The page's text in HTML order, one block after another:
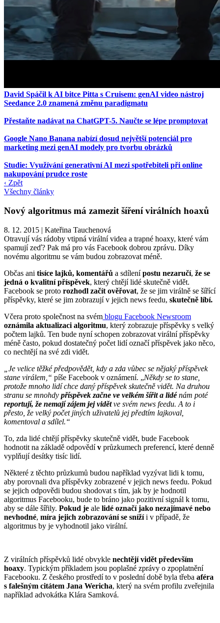
David Spáčil k AI bitce Pitta s Cruisem: genAI video nástroj
Seedance 2.0 znamená změnu paradigmatu
Přestaňte nadávat na ChatGPT-5. Naučte se lépe promptovat
Google Nano Banana nabízí dosud největší potenciál pro
marketing mezi genAI modely pro tvorbu obrázků
Studie: Využívání generativní AI mezi spotřebiteli při online
nakupování prudce roste
‹ Zpět
Všechny články
Nový algoritmus má zamezit šíření virálních hoaxů
8. 12. 2015 | Kateřina Tauchenová
Otravují vás rádoby vtipná virální videa a trapné hoaxy, které vám
spamují zeď? Pak má pro vás Facebook dobrou zprávu. Díky
novému algoritmu se vám budou zobrazovat méně.
Občas ani tisíce lajků, komentářů a sdílenípostu nezaručí, že se
jedná o kvalitní příspěvek, který chtějí lidé skutečně vidět.
Facebook se proto rozhodl začít ověřovat, že se jim virálně se šířící
příspěvky, které se jim zobrazují v jejich news feedu, skutečně líbí.
Včera proto společnost na svém blogu Facebook Newsroom
oznámila aktualizaci algoritmu, který zobrazuje příspěvky s velký
počtem lajků. Ten bude nyní schopen zobrazovat virální příspěvky
méně často, pokud dostatečný počet lidí označí příspěvek jako něco,
co nechtějí na své zdi vidět.
„Je velice těžké předpovědět, kdy a zda vůbec se nějaký příspěvek
stane virálem,“ píše Facebook v oznámení. „Někdy se to stane,
protože mnoho lidí chce daný příspěvek skutečně vidět. Na druhou
stranu se mnohdy příspěvek začne ve velkém šířit a lidénám poté
reportují, že nemají zájem jej vidětve svém news feedu. A to i
přesto, že velký počet jiných uživatelů jej předtím lajkoval,
komentoval a sdílel.“
To, zda lidé chtějí příspěvky skutečně vidět, bude Facebook
hodnotit na základě odpovědív průzkumech preferencí, které denně
vyplňují desítky tisíc lidí.
Některé z těchto průzkumů budou například vyzývat lidi k tomu,
aby porovnali dva příspěvky zobrazené v jejich news feedu. Pokud
se jejich odpovědi budou shodovat s tím, jak by je hodnotil
algoritmus Facebooku, bude to bráno jako pozitivní signál k tomu,
aby se dále šířily. Pokud je ale lidé označí jako nezajímavé nebo
nevhodné, míra jejich zobrazování se snížíi v případě, že
algoritmus by je vyhodnotil jako virální.
Z virálních příspěvků lidé obvykle nechtějí vidět především
hoaxy. Typickým příkladem jsou poplašné zprávy o zpoplatnění
Facebooku. Z českého prostředí to v poslední době byla třeba aféra
s falešným citátem Jana Wericha, který na svém profilu zveřejnila
například advokátka Klára Samková.